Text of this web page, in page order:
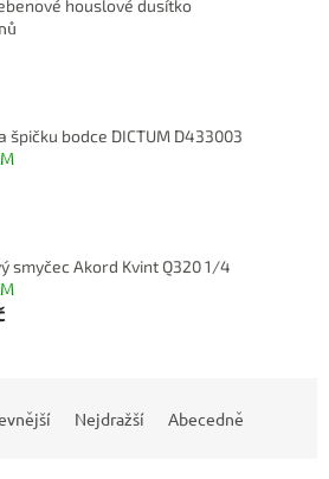
houslové dusítko
špičku bodce DICTUM D433003
smyčec Akord Kvint Q320 1/4
Nejdražší Abecedně